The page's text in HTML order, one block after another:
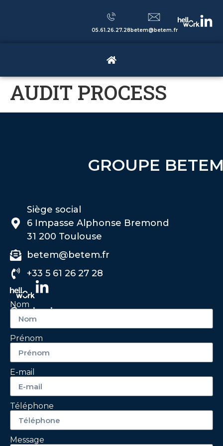
betem@betem.fr
05.61.26.27.28
AUDIT PROCESS
GROUPE
Siège social
6 Impasse Alphonse Bremond
31 200 Toulouse
betem@betem.fr
+33 5 61 26 27 28
Contactez-nous
Nom
Prénom
E-mail
Téléphone
Message